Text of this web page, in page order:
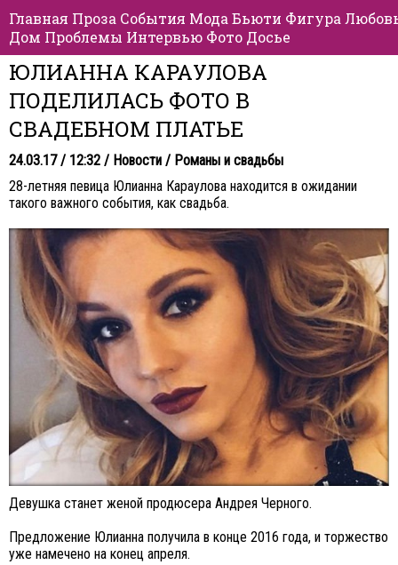
Главная Проза События Мода Бьюти Фигура
Дом Проблемы Интервью Фото Досье
ЮЛИАННА КАРАУЛОВА
ПОДЕЛИЛАСЬ ФОТО В
СВАДЕБНОМ ПЛАТЬЕ
24.03.17 / 12:32 / Новости / Романы и свадьбы
28-летняя певица Юлианна Караулова находится в ожидании
такого важного события, как свадьба.
Девушка станет женой продюсера Андрея Черного.
Предложение Юлианна получила в конце 2016 года, и торжество
уже намечено на конец апреля.